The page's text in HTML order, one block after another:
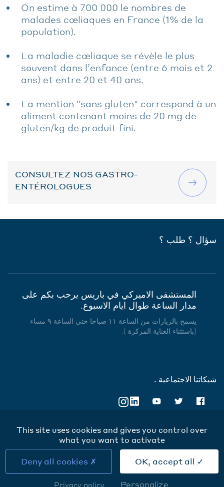
On estime à 700 000 le nombres de
malades cœliaques en France (1% de la
population).
La maladie cœliaque se révèle le plus
souvent dans l’enfance (entre 6 mois et 2
ans) et entre 20 et 40 ans.
La mention "sans gluten" correspond à un
aliment contenant moins de 20 mg de
gluten/kg de produit fini.
CONSULTEZ NOS GASTRO-
ENTÉROLOGUES
سؤال ؟ طلب ؟
المستشفى الاميركي في باريس يرحب بكم على
مدار الساعة طوال ايام الاسبوع.
يسمح بالزيارات من الساعة ١١ صباحا حتى الساعة ٩ مساء
(باستثناء العناية المركزة ).
شبكاتنا الاجتماعية .
Cookies
This site uses cookies and gives you control over
what you want to activate
Personalize
Privacy policy